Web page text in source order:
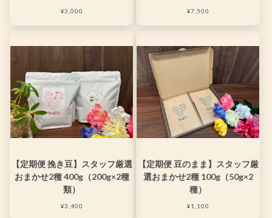
¥3,000 ¥7,500
【定期便 挽き豆】スタッフ厳選
おまかせ2種 400g（200g×2種
類）
¥3,400
【定期便 豆のまま】スタッフ厳
選おまかせ2種 100g（50g×2
種）
¥1,100